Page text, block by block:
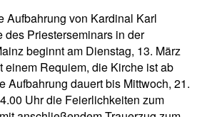
Aufbahrung von Kardinal Karl
des Priesterseminars in der
beginnt am Dienstag, 13. März
einem Requiem, die Kirche ist ab
Aufbahrung dauert bis Mittwoch, 21.
Uhr die Feierlichkeiten zum